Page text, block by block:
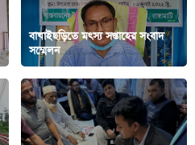
বাঘাইছড়িতে মৎস্য সপ্তাহের সংবাদ
সম্মেলন